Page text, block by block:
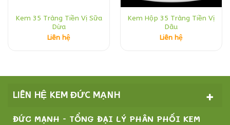
Kem 35 Tràng Tiền Vị Sữa
Dừa
Liên hệ
Kem Hộp 35 Tràng Tiền Vị
Dâu
Liên hệ
LIÊN HỆ KEM ĐỨC MẠNH
ĐỨC MẠNH - TỔNG ĐẠI LÝ PHÂN PHỐI KEM